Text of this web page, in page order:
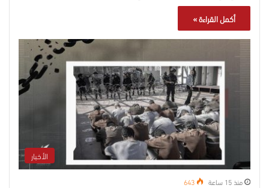
أكمل القراءة »
الأخبار
منذ 15 ساعة 643